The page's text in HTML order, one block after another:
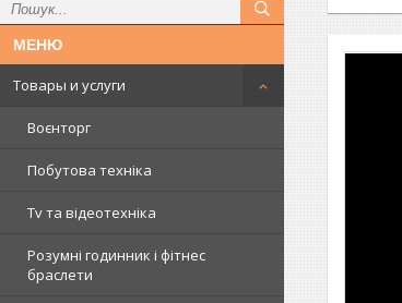
Товары и услуги
Воєнторг
Побутова техніка
Tv та відеотехніка
Розумні годинник і фітнес
браслети